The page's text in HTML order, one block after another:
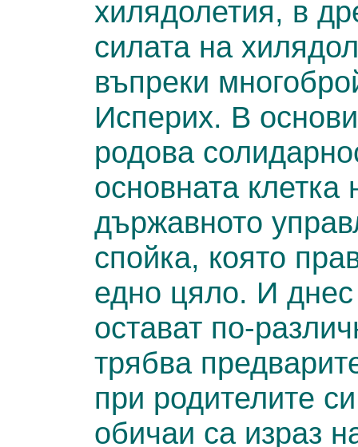
хилядолетия, в
силата на
въпреки
Исперих. В
родова
основната
държавното
спойка, която
едно цяло. И
остават по-
трябва
при родителите
обичаи са израз